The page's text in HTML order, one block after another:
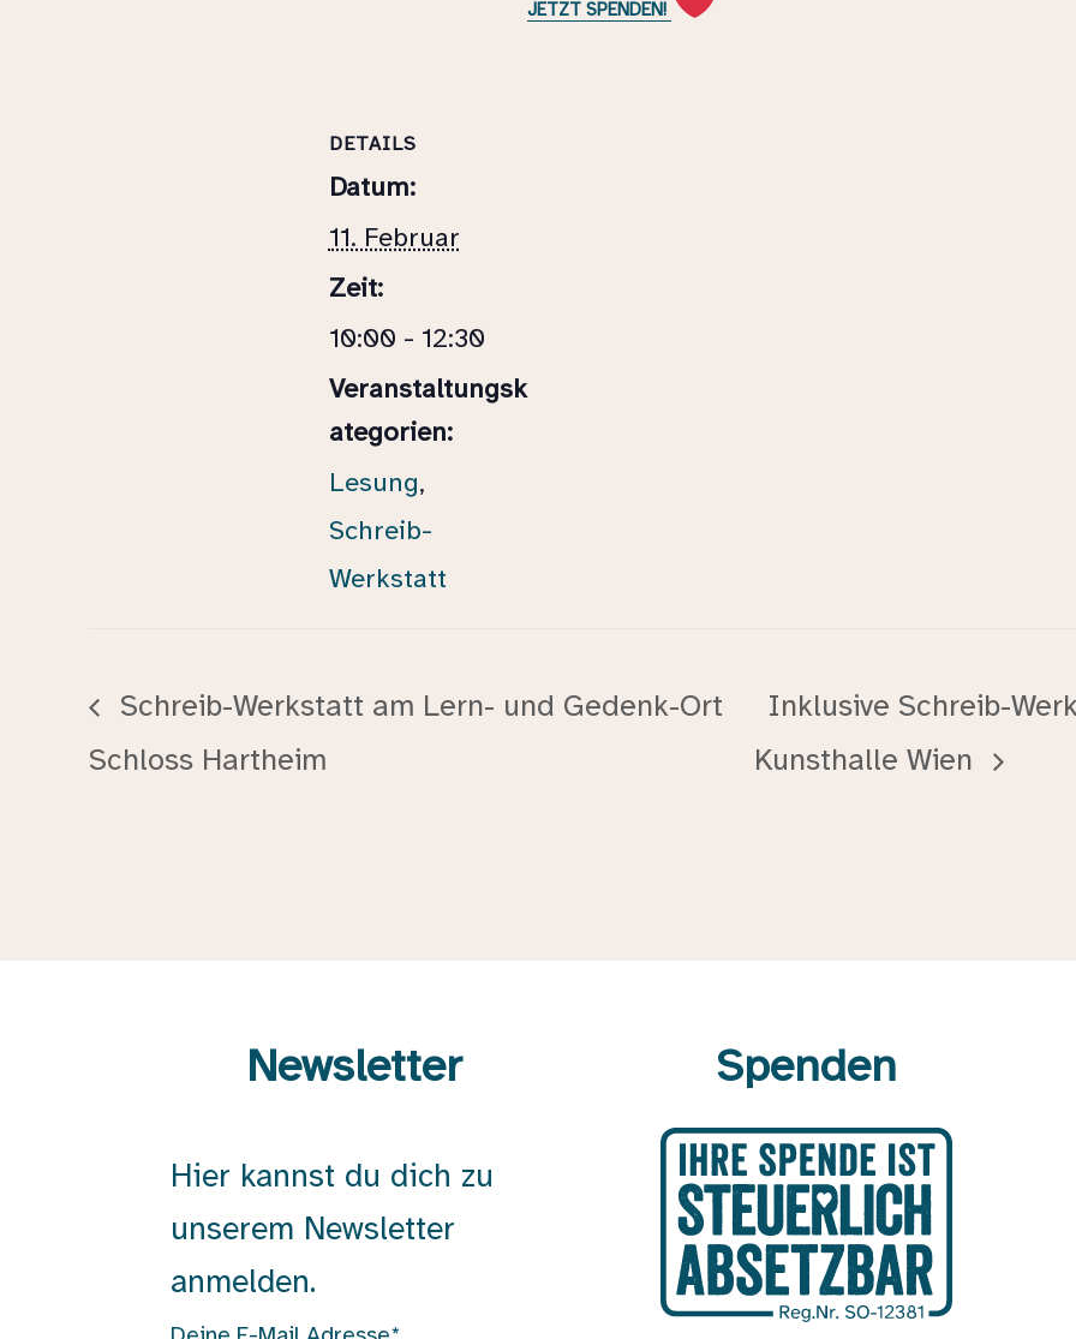
JETZT SPENDEN!
DETAILS
Datum:
11. Februar
Zeit:
10:00 - 12:30
Veranstaltungsk
ategorien:
Lesung,
Schreib-
Werkstatt
Schreib-Werkstatt am Lern- und Gedenk-Ort
Schloss Hartheim
Inklusive Schreib-
Kunsthalle Wien
Newsletter
Hier kannst du dich zu
unserem Newsletter
anmelden.
Spenden